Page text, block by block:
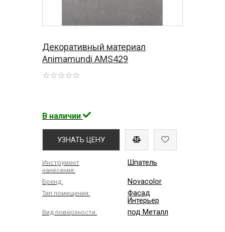
Декоративный материал
Animamundi AMS429
В наличии
УЗНАТЬ ЦЕНУ
Инструмент
нанесения:
Шпатель
Бренд: Novacolor
Тип помещения:
Фасад
Интерьер
Вид поверхности: под Металл